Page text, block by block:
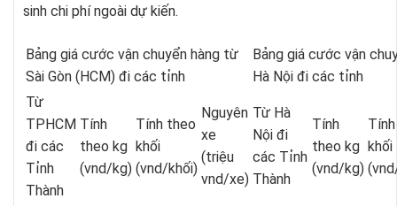
sinh chi phí ngoài dự kiến.
Bảng giá cước vận chuyển hàng từ
Sài Gòn (HCM) đi các tỉnh
Bảng giá cước vận
Hà Nội đi các tỉnh
Từ
TPHCM
đi các
Tỉnh
Thành
Tính
theo kg
(vnd/kg)
Tính theo
khối
(vnd/khối)
Nguyên
xe
(triệu
vnd/xe)
Từ Hà
Nội đi
các Tỉnh
Thành
Tính
theo kg
(vnd/kg)
khối